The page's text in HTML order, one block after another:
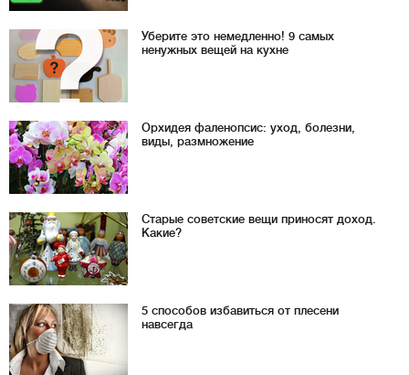
Уберите это немедленно! 9 самых
ненужных вещей на кухне
Орхидея фаленопсис: уход, болезни,
виды, размножение
Старые советские вещи приносят доход.
Какие?
5 способов избавиться от плесени
навсегда